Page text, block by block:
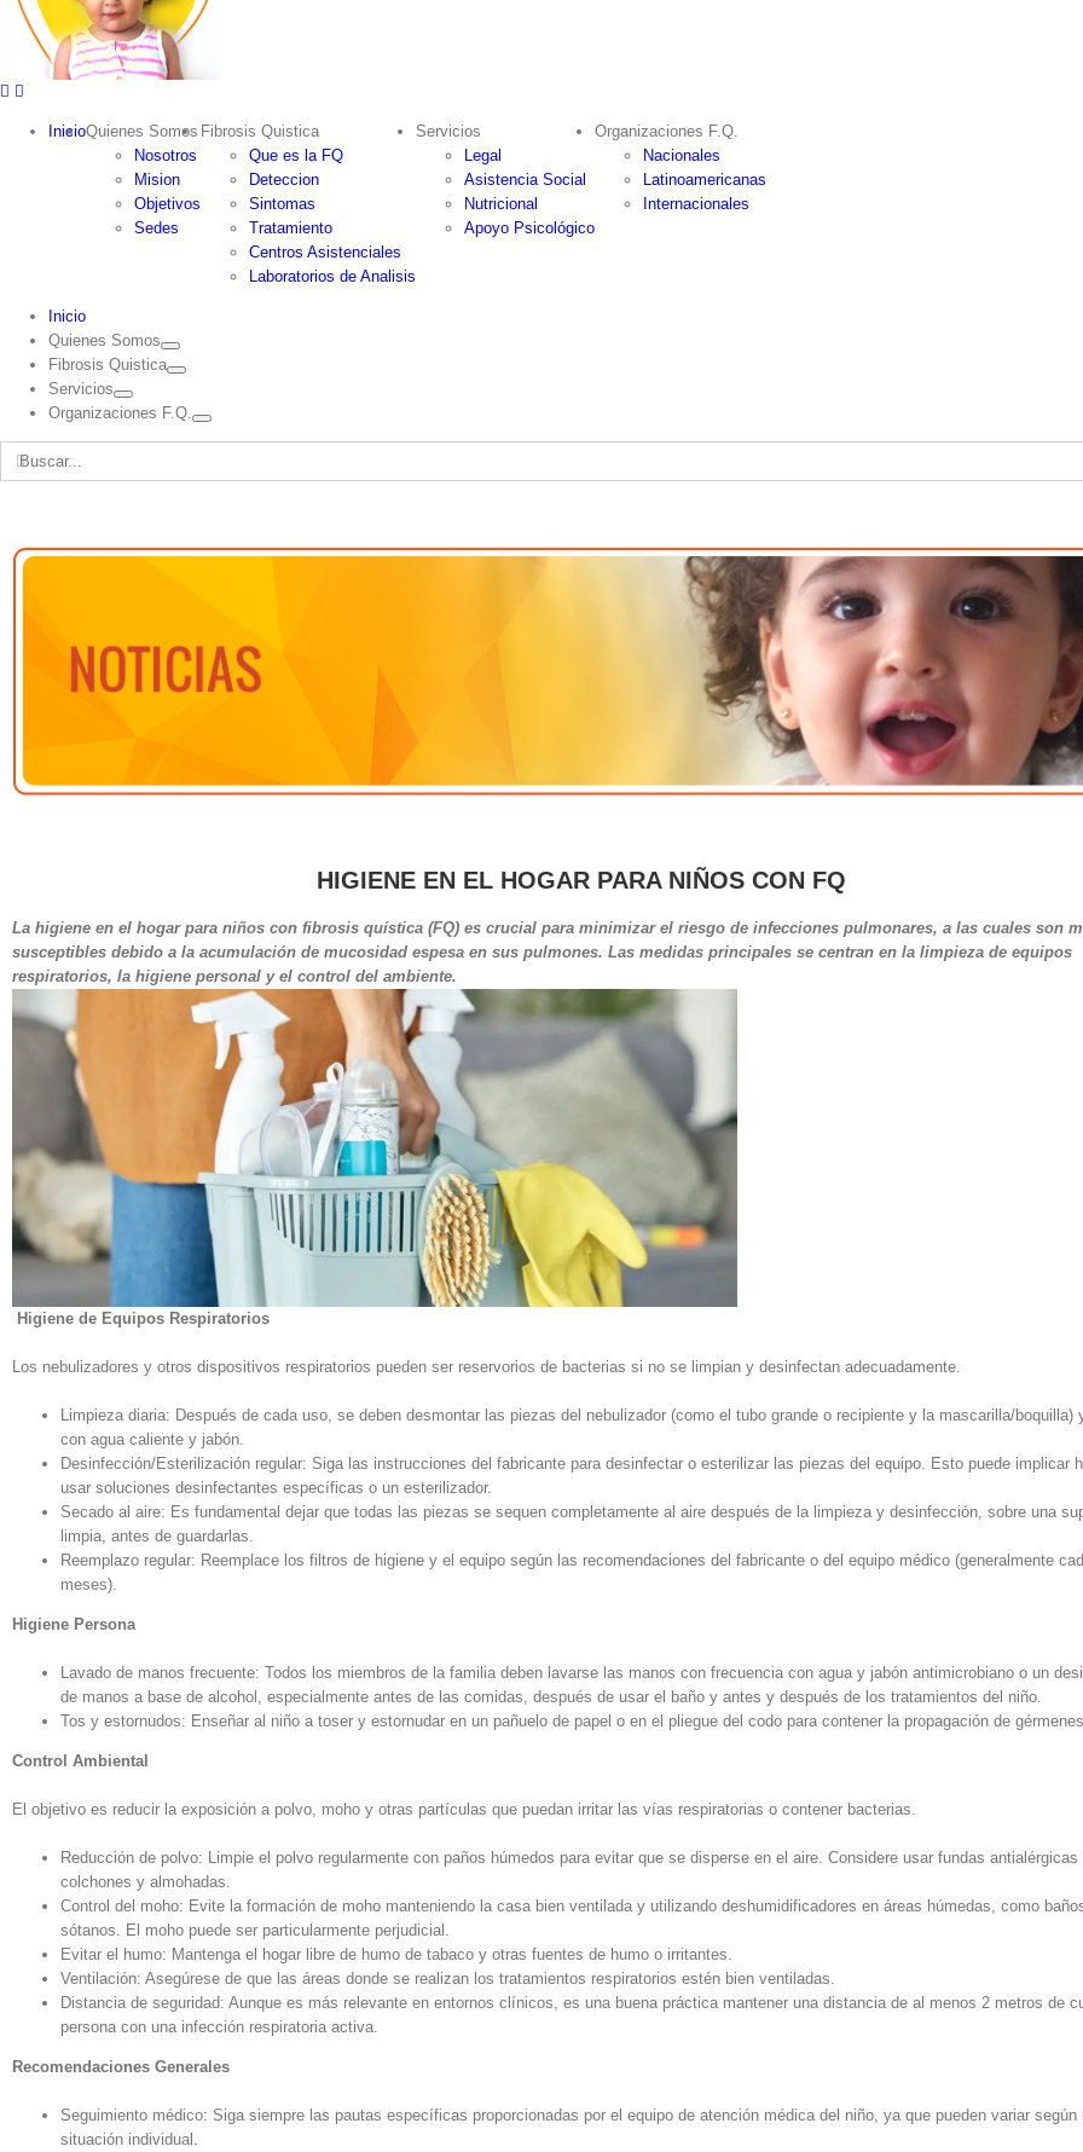
InicioQuienes Somos
Nosotros
Mision
Objetivos
Sedes
Fibrosis Quistica
Que es la FQ
Deteccion
Sintomas
Tratamiento
Centros Asistenciales
Laboratorios de Analisis
Servicios
Legal
Asistencia Social
Nutricional
Apoyo Psicológico
Organizaciones F.Q.
Nacionales
Latinoamericanas
Internacionales
Inicio
Quienes Somos
Fibrosis Quistica
Servicios
Organizaciones F.Q.
Buscar
HIGIENE EN EL HOGAR PARA NIÑOS CON FQ
La higiene en el hogar para niños con fibrosis quística (FQ) es crucial para minimizar el riesgo de infecciones pulmonares, a las cuales son
susceptibles debido a la acumulación de mucosidad espesa en sus pulmones. Las medidas principales se centran en la limpieza de equipos
respiratorios, la higiene personal y el control del ambiente.
Higiene de Equipos Respiratorios
Los nebulizadores y otros dispositivos respiratorios pueden ser reservorios de bacterias si no se limpian y desinfectan adecuadamente.
Limpieza diaria: Después de cada uso, se deben desmontar las piezas del nebulizador (como el tubo grande o recipiente y la mascarilla/boquilla)
con agua caliente y jabón.
Desinfección/Esterilización regular: Siga las instrucciones del fabricante para desinfectar o esterilizar las piezas del equipo. Esto puede implicar
usar soluciones desinfectantes específicas o un esterilizador.
Secado al aire: Es fundamental dejar que todas las piezas se sequen completamente al aire después de la limpieza y desinfección, sobre una
limpia, antes de guardarlas.
Reemplazo regular: Reemplace los filtros de higiene y el equipo según las recomendaciones del fabricante o del equipo médico (generalmente
meses).
Higiene Persona
Lavado de manos frecuente: Todos los miembros de la familia deben lavarse las manos con frecuencia con agua y jabón antimicrobiano o un
de manos a base de alcohol, especialmente antes de las comidas, después de usar el baño y antes y después de los tratamientos del niño.
Tos y estornudos: Enseñar al niño a toser y estornudar en un pañuelo de papel o en el pliegue del codo para contener la propagación de
Control Ambiental
El objetivo es reducir la exposición a polvo, moho y otras partículas que puedan irritar las vías respiratorias o contener bacterias.
Reducción de polvo: Limpie el polvo regularmente con paños húmedos para evitar que se disperse en el aire. Considere usar fundas antialérgicas
colchones y almohadas.
Control del moho: Evite la formación de moho manteniendo la casa bien ventilada y utilizando deshumidificadores en áreas húmedas, como
sótanos. El moho puede ser particularmente perjudicial.
Evitar el humo: Mantenga el hogar libre de humo de tabaco y otras fuentes de humo o irritantes.
Ventilación: Asegúrese de que las áreas donde se realizan los tratamientos respiratorios estén bien ventiladas.
Distancia de seguridad: Aunque es más relevante en entornos clínicos, es una buena práctica mantener una distancia de al menos 2 metros de
persona con una infección respiratoria activa.
Recomendaciones Generales
Seguimiento médico: Siga siempre las pautas específicas proporcionadas por el equipo de atención médica del niño, ya que pueden variar según
situación individual.